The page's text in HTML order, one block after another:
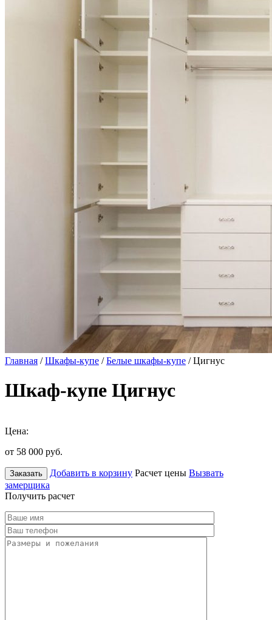
Главная /Шкафы-купе /Белые шкафы-купе / Цигнус
Шкаф-купе Цигнус
Цена:
от 58 000 руб.
Заказать Добавить в корзину Расчет цены Вызвать
замерщика
Получить расчет